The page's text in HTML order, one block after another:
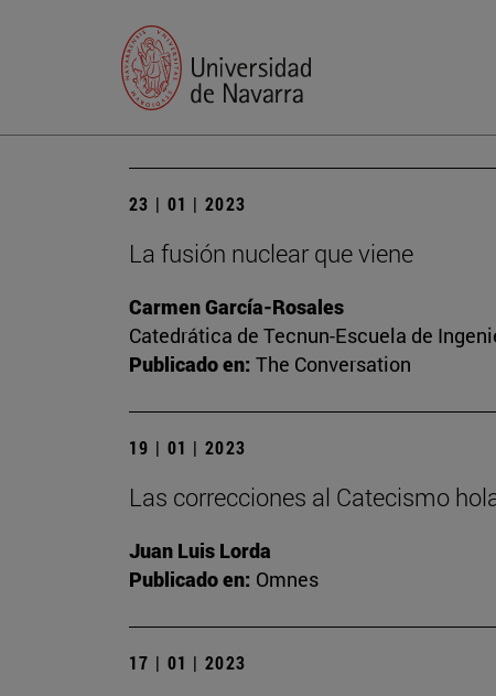
23 | 01 | 2023
La fusión nuclear que viene
Carmen García-Rosales
Catedrática de Tecnun-Escuela de
Publicado en: The Conversation
19 | 01 | 2023
Las correcciones al Catecismo
Juan Luis Lorda
Publicado en: Omnes
17 | 01 | 2023